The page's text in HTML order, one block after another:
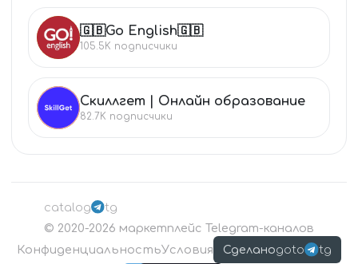
🇬 🇬🇧Go English🇬🇧
105.5K подписчики
СК Скиллгет | Онлайн образование
82.7K подписчики
catalog
tg
© 2020-2026 маркетплейс Telegram-каналов
КонфиденциальностьУсловия Сделаноgoto tg